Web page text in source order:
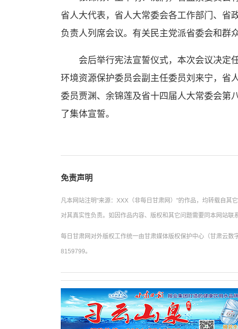
省人大代表，省人大常委会各工作部门、省
负责人列席会议。有关民主党派省委会和群
会后举行宪法宣誓仪式，本次会议决定
环境资源保护委员会副主任委员刘来宁，省
委员贾渊、余锦莲及省十四届人大常委会第
了集体宣誓。
免责声明
凡本网站注明"来源：XXX（非每日甘肃网）"的作品，均转载自其
对其真实性负责。如因作品内容、版权和其它问题需要同本网站联
每日甘肃网对外版权工作统一由甘肃媒体版权保护中心（甘肃云
8159799。